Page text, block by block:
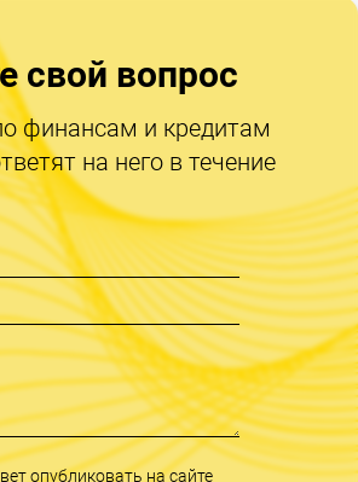
свой вопрос
финансам и кредитам
на него в течение
опубликовать на сайте